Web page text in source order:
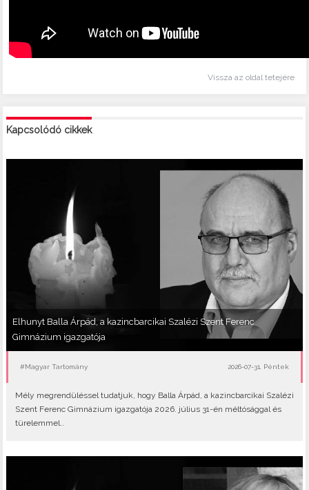
Vissza az oldal tetejére
Kapcsolódó cikkek
Elhunyt Balla Árpád, a kazincbarcikai Szalézi Szent Ferenc
Gimnázium igazgatója
#Magyar Tartomány 2026-07-31, Péntek
Mély megrendüléssel tudatjuk, hogy Balla Árpád, a kazincbarcikai Szalézi
Szent Ferenc Gimnázium igazgatója 2026. július 31-én méltósággal és
türelemmel..